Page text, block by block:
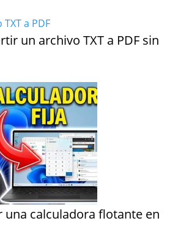
un archivo TXT a PDF sin
una calculadora flotante en